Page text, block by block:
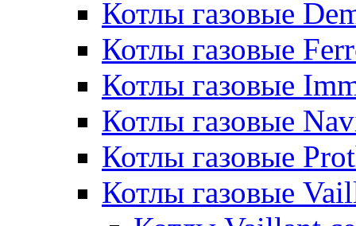
Котлы газовые
Котлы газовые
Котлы газовые
Котлы газовые
Котлы газовые
Котлы газовые